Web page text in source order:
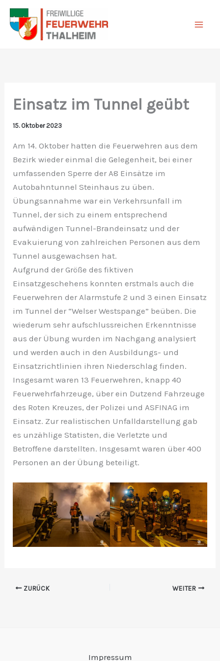
Zum
Inhalt
springen
Einsatz im Tunnel geübt
15. Oktober 2023
Am 14. Oktober hatten die Feuerwehren aus dem
Bezirk wieder einmal die Gelegenheit, bei einer
umfassenden Sperre der A8 Einsätze im
Autobahntunnel Steinhaus zu üben.
Übungsannahme war ein Verkehrsunfall im
Tunnel, der sich zu einem entsprechend
aufwändigen Tunnel-Brandeinsatz und der
Evakuierung von zahlreichen Personen aus dem
Tunnel ausgewachsen hat.
Aufgrund der Größe des fiktiven
Einsatzgeschehens konnten erstmals auch die
Feuerwehren der Alarmstufe 2 und 3 einen Einsatz
im Tunnel der “Welser Westspange” beüben. Die
wiederum sehr aufschlussreichen Erkenntnisse
aus der Übung wurden im Nachgang analysiert
und werden auch in den Ausbildungs- und
Einsatzrichtlinien ihren Niederschlag finden.
Insgesamt waren 13 Feuerwehren, knapp 40
Feuerwehrfahrzeuge, über ein Dutzend Fahrzeuge
des Roten Kreuzes, der Polizei und ASFINAG im
Einsatz. Zur realistischen Unfalldarstellung gab
es unzählige Statisten, die Verletzte und
Betroffene darstellten. Insgesamt waren über 400
Personen an der Übung beteiligt.
ZURÜCK WEITER
Impressum